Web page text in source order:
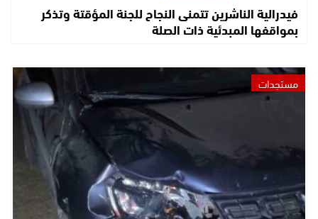
فيدرالية الناشرين تتمنى النجاح للجنة المؤقتة وتذكر
بمواقفها المبدئية ذات الصلة
مستجدات